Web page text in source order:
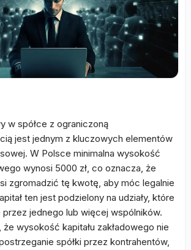
w spółce z ograniczoną
jest jednym z kluczowych elementów
W Polsce minimalna wysokość
wynosi 5000 zł, co oznacza, że
zgromadzić tę kwotę, aby móc legalnie
ten jest podzielony na udziały, które
jednego lub więcej wspólników.
wysokość kapitału zakładowego nie
spółki przez kontrahentów,